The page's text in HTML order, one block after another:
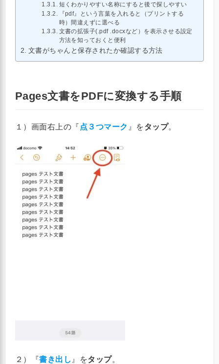
短くわかりやすい名称にすると後で探しやすい
『pdf』という言葉を入れると（プリントする
時）間違えずに選べる
文書の拡張子(.pdf .docxなど）を表示させる設定
方法を知っておくと便利
文書がちゃんと保存されたか確認する方法
Pages文書をPDFに変換する手順
１）画面右上の『 点３つマーク 』をタップ。
２）『書き出し 』をタップ。